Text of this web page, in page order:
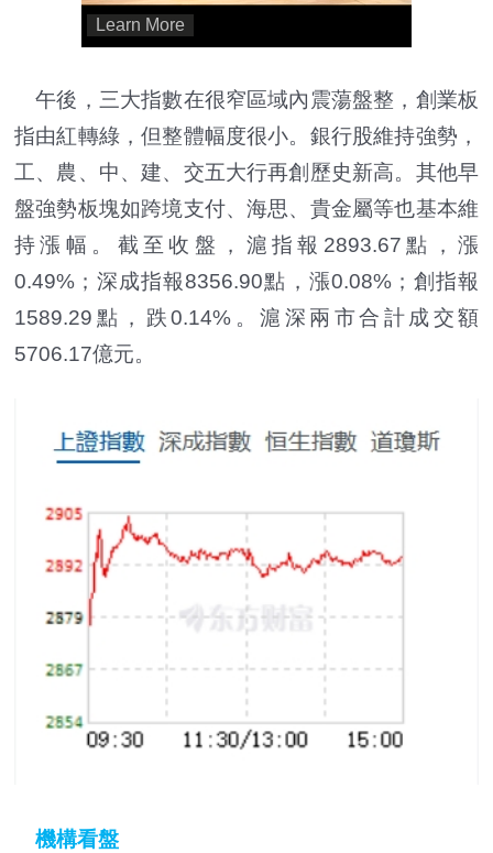
午後，三大指數在很窄區域內震蕩盤整，創業板
指由紅轉綠，但整體幅度很小。銀行股維持強勢，
工、農、中、建、交五大行再創歷史新高。其他早
盤強勢板塊如跨境支付、海思、貴金屬等也基本維
持漲幅。截至收盤，滬指報2893.67點，漲
0.49%；深成指報8356.90點，漲0.08%；創指報
1589.29點，跌0.14%。滬深兩市合計成交額
5706.17億元。
機構看盤